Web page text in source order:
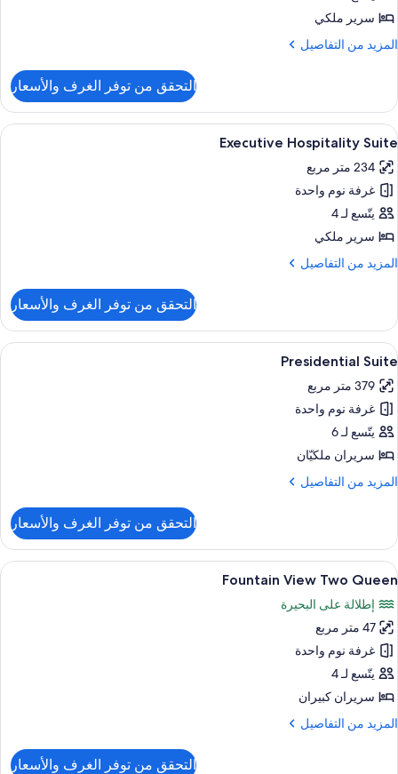
Suiteسرير ملكي
المزيد من التفاصيل
المزيد
Fountain
View
Bellagio
التحقق من توفر الغرف والأسعار
استعراض
جميع
صور
Executive
Hospitality
Suite
أغطية فراش متميزة وأسرّة بطبقة علوية
5
Executive Hospitality Suite
234 متر مربع
غرفة نوم واحدة
يتّسع لـ 4
سرير ملكي
المزيد من التفاصيل
المزيد
Executive
Hospitality
Suite
التحقق من توفر الغرف والأسعار
استعراض
جميع
صور
Presidential
Suite
أغطية فراش متميزة وأسرّة بطبقة علوية
4
Presidential Suite
379 متر مربع
غرفة نوم واحدة
يتّسع لـ 6
سريران ملكيّان
المزيد من التفاصيل
المزيد
Presidential
Suite
التحقق من توفر الغرف والأسعار
استعراض
جميع
صور
Fountain
View
Two
Queen
أغطية فراش متميزة وأسرّة بطبقة علوية
6
Fountain View Two Queen
إطلالة على البحيرة
47 متر مربع
غرفة نوم واحدة
يتّسع لـ 4
سريران كبيران
المزيد من التفاصيل
المزيد
التحقق من توفر الغرف والأسعار